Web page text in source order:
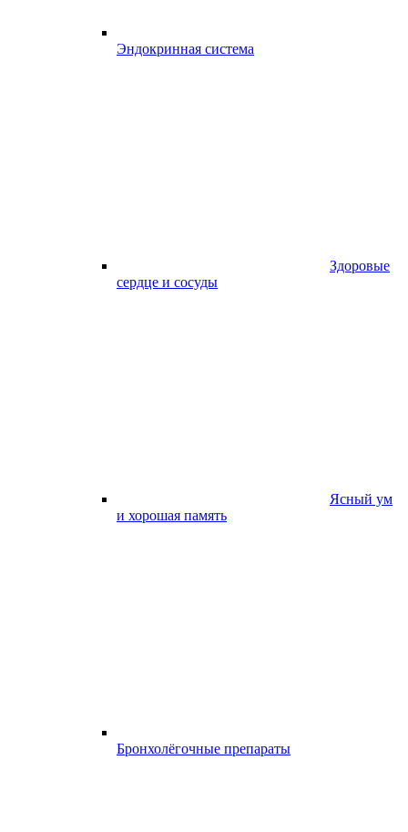
Эндокринная система
Здоровые
сердце и сосуды
Ясный ум
и хорошая память
Бронхолёгочные препараты